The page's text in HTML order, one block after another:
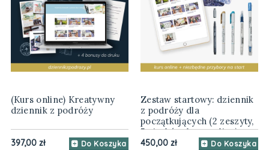
(Kurs online) Kreatywny
dziennik z podróży
397,00 zł Do Koszyka
Zestaw startowy: dziennik
z podróży dla
początkujących (2 zeszyty,
5 pisaków, kurs online)
450,00 zł Do Koszyka